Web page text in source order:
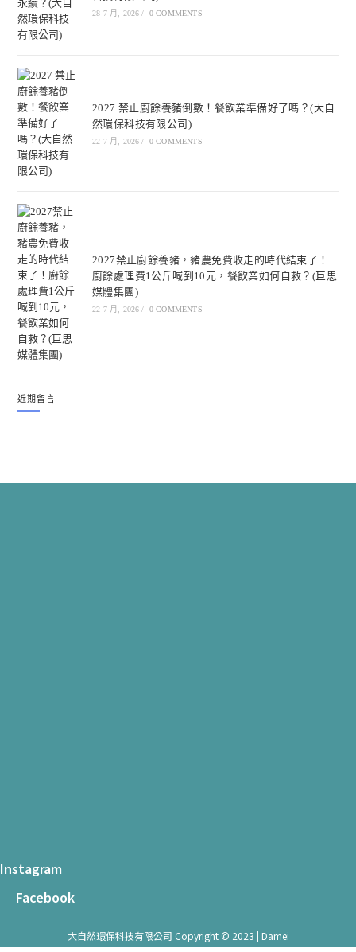
28 7 月, 2026 / 0 COMMENTS
2027 禁止廚餘養豬倒數！餐飲業準備好了嗎？(大自
然環保科技有限公司)
22 7 月, 2026 / 0 COMMENTS
2027禁止廚餘養豬，豬農免費收走的時代結束了！
廚餘處理費1公斤喊到10元，餐飲業如何自救？(巨思
媒體集團)
22 7 月, 2026 / 0 COMMENTS
近期留言
Instagram
Facebook
大自然環保科技有限公司 Copyright © 2023 | Damei